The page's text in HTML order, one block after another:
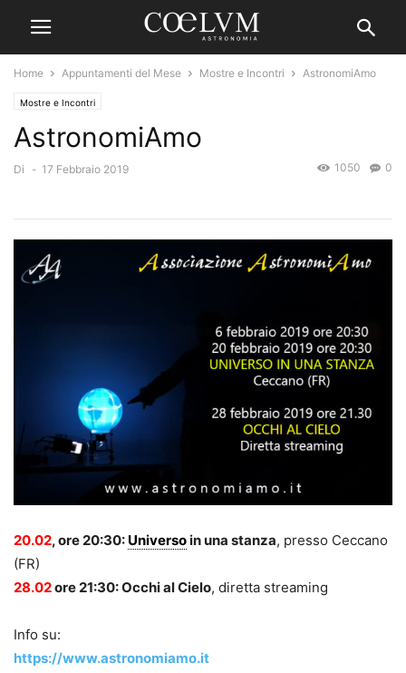
Home Appuntamenti del Mese Mostre e Incontri AstronomiAmo
Mostre e Incontri
AstronomiAmo
Di - 17 Febbraio 2019 0
1050
20.02, ore 20:30: Universoin una stanza, presso Ceccano
(FR)
28.02ore 21:30: Occhi al Cielo, diretta streaming
Info su:
https://www.astronomiamo.it